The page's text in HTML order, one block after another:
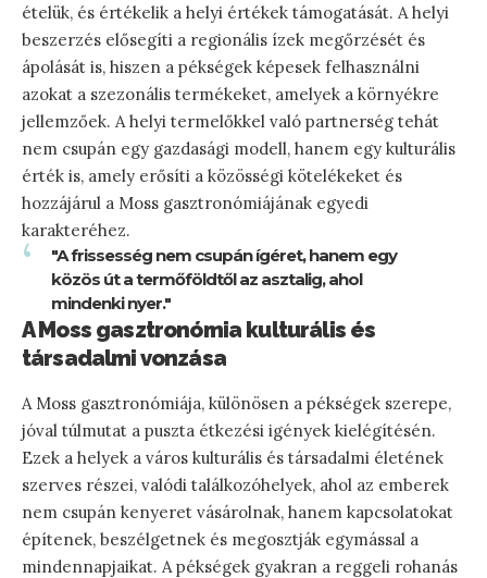
ételük, és értékelik a helyi értékek támogatását. A helyi
beszerzés elősegíti a regionális ízek megőrzését és
ápolását is, hiszen a pékségek képesek felhasználni
azokat a szezonális termékeket, amelyek a környékre
jellemzőek. A helyi termelőkkel való partnerség tehát
nem csupán egy gazdasági modell, hanem egy kulturális
érték is, amely erősíti a közösségi kötelékeket és
hozzájárul a Moss gasztronómiájának egyedi
karakteréhez.
"A frissesség nem csupán ígéret, hanem egy
közös út a termőföldtől az asztalig, ahol
mindenki nyer."
A Moss gasztronómia kulturális és
társadalmi vonzása
A Moss gasztronómiája, különösen a pékségek szerepe,
jóval túlmutat a puszta étkezési igények kielégítésén.
Ezek a helyek a város kulturális és társadalmi életének
szerves részei, valódi találkozóhelyek, ahol az emberek
nem csupán kenyeret vásárolnak, hanem kapcsolatokat
építenek, beszélgetnek és megosztják egymással a
mindennapjaikat. A pékségek gyakran a reggeli rohanás